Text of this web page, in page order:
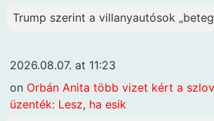
Trump szerint a villanyautósok
2026.08.07. at 11:23
on Orbán Anita több vizet kért a
üzenték: Lesz, ha esik